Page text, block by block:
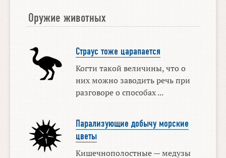
Оружие животных
Страус тоже царапается
Когти такой величины, что о
них можно заводить речь при
разговоре о способах ...
Парализующие добычу морские
цветы
Кишечнополостные — медузы